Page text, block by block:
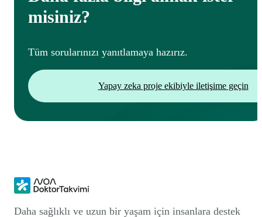
misiniz?
Tüm sorularınızı yanıtlamaya hazırız.
Yapay zeka proje ekibiyle iletişime geçin
Daha sağlıklı ve uzun bir yaşam için insanlara destek